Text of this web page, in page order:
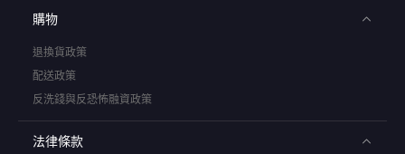
購物
退換貨政策
配送政策
反洗錢與反恐怖融資政策
法律條款